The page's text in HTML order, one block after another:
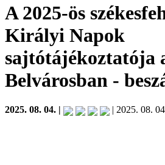
A 2025-ös
Királyi Napok
sajtótájékoztatója
Belvárosban -
2025. 08. 04. | | 2025. 08.